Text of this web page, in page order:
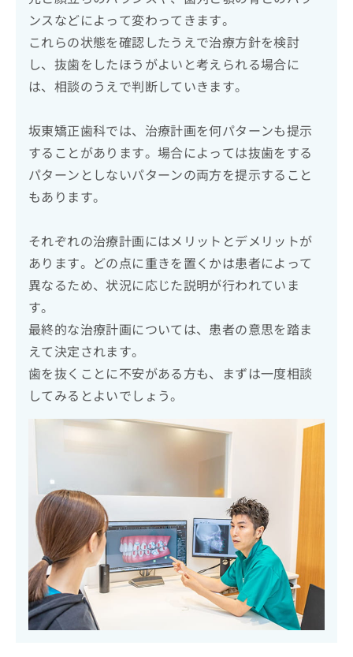
ンスなどによって変わってきます。
これらの状態を確認したうえで治療方針を検討
し、抜歯をしたほうがよいと考えられる場合に
は、相談のうえで判断していきます。
坂東矯正歯科では、治療計画を何パターンも提示
することがあります。場合によっては抜歯をする
パターンとしないパターンの両方を提示すること
もあります。
それぞれの治療計画にはメリットとデメリットが
あります。どの点に重きを置くかは患者によって
異なるため、状況に応じた説明が行われていま
す。
最終的な治療計画については、患者の意思を踏ま
えて決定されます。
歯を抜くことに不安がある方も、まずは一度相談
してみるとよいでしょう。